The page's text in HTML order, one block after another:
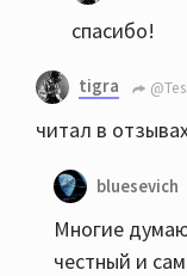
спасибо!
tigra
читал в
bluesevich
Многие
честный и